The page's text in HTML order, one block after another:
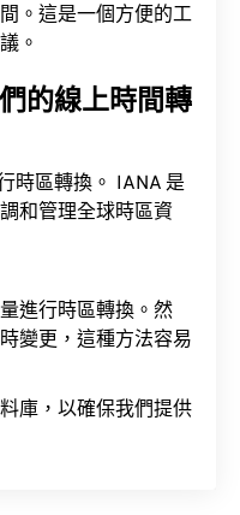
。這是一個方便的工
。
的線上時間轉
時區轉換。 IANA 是
和管理全球時區資
進行時區轉換。然
變更，這種方法容易
庫，以確保我們提供